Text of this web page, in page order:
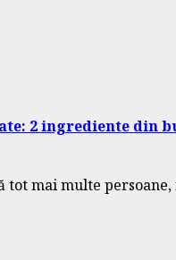
2 ingrediente din
tot mai multe